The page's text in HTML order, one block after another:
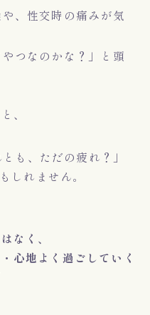
、性交時の痛みが気
つなのかな？」と頭
、
も、ただの疲れ？」
しれません。
なく、
心地よく過ごしていく